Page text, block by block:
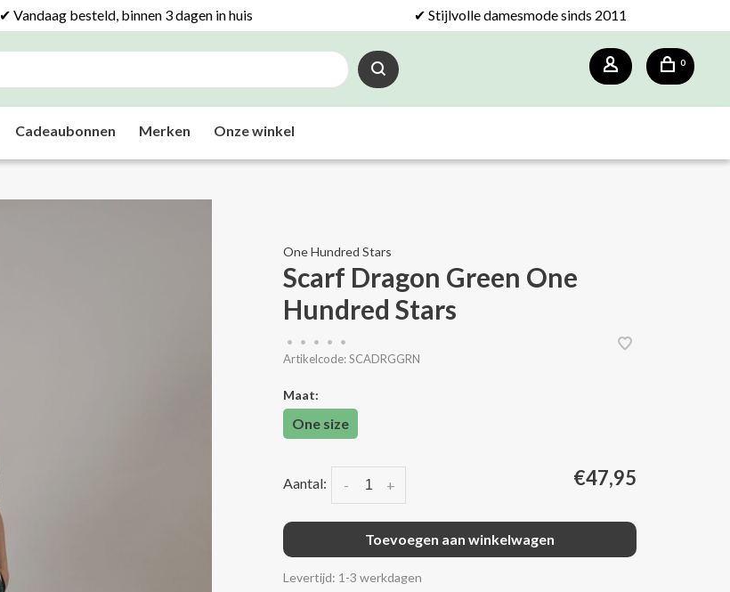
✔ Vandaag besteld, binnen 3 dagen in huis ✔ Stijlvolle damesmode sinds 2011
0
Cadeaubonnen Merken Onze winkel
One Hundred Stars
Scarf Dragon Green One
Hundred Stars
• • • •
•
Artikelcode:SCADRGGRN
Maat:
One size
Aantal: +
- €47,95
Toevoegen aan winkelwagen
Levertijd: 1-3 werkdagen